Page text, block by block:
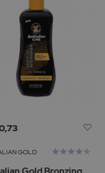
GOLD
Avaliação: